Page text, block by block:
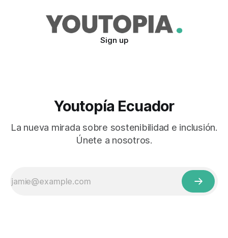
Sign up
Youtopía Ecuador
La nueva mirada sobre sostenibilidad e inclusión.
Únete a nosotros.